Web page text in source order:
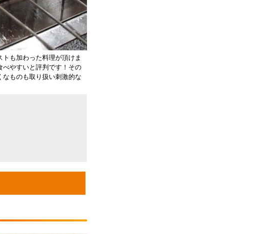
も加わった料理が頂けま
べやすいと評判です！その
ものも取り扱い刺激的な